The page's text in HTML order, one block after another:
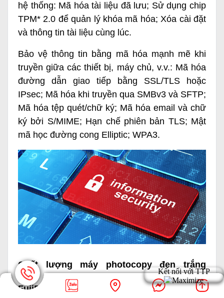
hệ thống: Mã hóa tài liệu đã lưu; Sử dụng chip
TPM* 2.0 để quản lý khóa mã hóa; Xóa cài đặt
và thông tin tài liệu cùng lúc.
Bảo vệ thông tin bằng mã hóa mạnh mẽ khi
truyền giữa các thiết bị, máy chủ, v.v.: Mã hóa
đường dẫn giao tiếp bằng SSL/TLS hoặc
IPsec; Mã hóa khi truyền qua SMBv3 và SFTP;
Mã hóa tệp quét/chữ ký; Mã hóa email và chữ
ký bởi S/MIME; Hạn chế phiên bản TLS; Mật
mã học đường cong Elliptic; WPA3.
Chất lượng máy photocopy đen trắng
FujiFilm Apeos 2560